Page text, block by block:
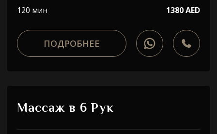
120 мин
1380 AED
ПОДРОБНЕЕ
Массаж в 6 Рук